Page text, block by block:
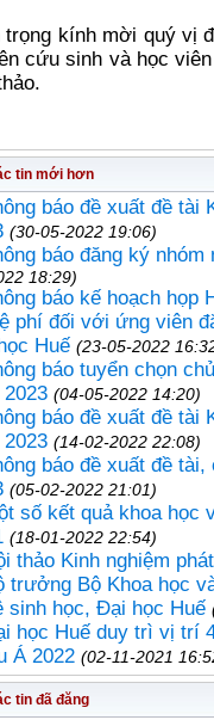
trọng kính mời quý vị
cứu sinh và học
tin mới hơn
báo đề xuất đề tài
(30-05-2022 19:06)
báo đăng ký
18:29)
báo kế hoạch họp
phí đối với ứng viên
Huế (23-05-2022
báo tuyển chọn
2023 (04-05-2022 14:20)
báo đề xuất đề tài
2023 (14-02-2022 22:08)
báo đề xuất đề
(05-02-2022 21:01)
số kết quả khoa học
(18-01-2022 22:54)
thảo Kinh nghiệm
trưởng Bộ Khoa học
sinh học, Đại học Huế
học Huế duy trì vị trí
Á 2022 (02-11-2021
tin đã đăng